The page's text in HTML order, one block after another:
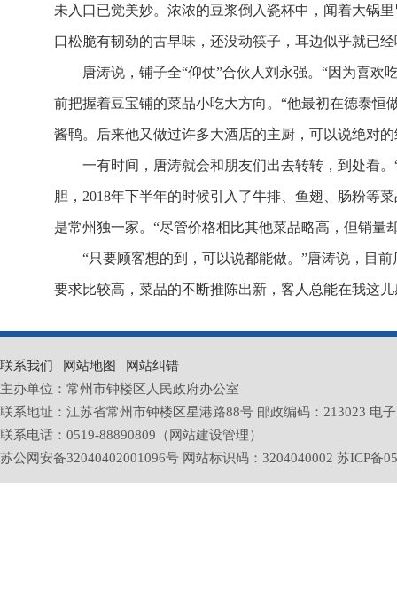
未入口已觉美妙。浓浓的豆浆倒入瓷杯中，闻着大锅
口松脆有韧劲的古早味，还没动筷子，耳边似乎就已
唐涛说，铺子全“仰仗”合伙人刘永强。“因为喜
前把握着豆宝铺的菜品小吃大方向。“他最初在德泰
酱鸭。后来他又做过许多大酒店的主厨，可以说绝对
一有时间，唐涛就会和朋友们出去转转，到处看
胆，2018年下半年的时候引入了牛排、鱼翅、肠粉等
是常州独一家。“尽管价格相比其他菜品略高，但销量
“只要顾客想的到，可以说都能做。”唐涛说，目
要求比较高，菜品的不断推陈出新，客人总能在我这
联系我们 | 网站地图 | 网站纠错
主办单位：常州市钟楼区人民政府办公室
联系地址：江苏省常州市钟楼区星港路88号 邮政编码：213023 电
联系电话：0519-88890809（网站建设管理）
苏公网安备32040402001096号 网站标识码：3204040002 苏ICP备